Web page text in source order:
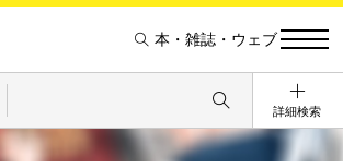
本・雑誌・ウェブ
詳細検索